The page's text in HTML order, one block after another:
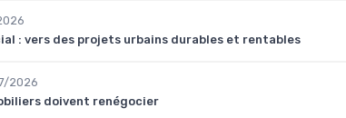
: vers des projets urbains durables et rentables
2026
doivent renégocier